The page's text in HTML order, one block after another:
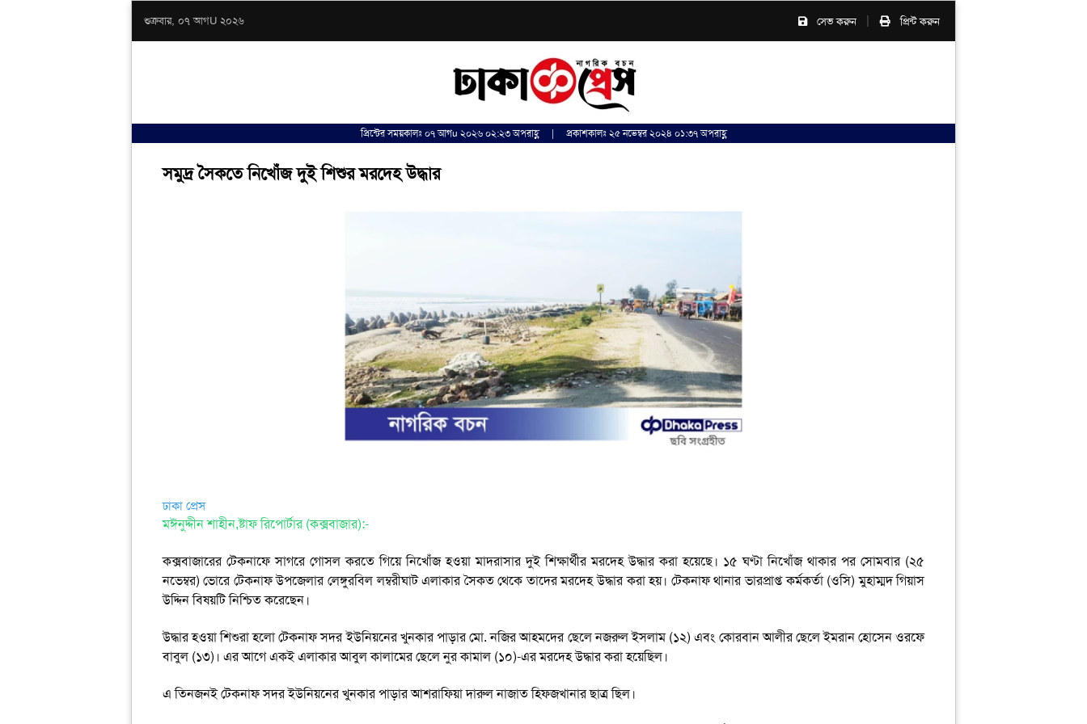
শুক্রবার, ০৭ আগU ২০২৬ সেভ করুন | প্রিন্ট করুন
প্রিন্টের সময়কালঃ ০৭ আগu ২০২৬ ০২:২৩ অপরাহ্ণ | প্রকাশকালঃ ২৫ নভেম্বর ২০২৪ ০১:৩৭ অপরাহ্ণ
সমুদ্র সৈকতে নিখোঁজ দুই শিশুর মরদেহ উদ্ধার
ঢাকা প্রেস
মঈনুদ্দীন শাহীন,ষ্টাফ রিপোর্টার (কক্সবাজার):-
কক্সবাজারের টেকনাফে সাগরে গোসল করতে গিয়ে নিখোঁজ হওয়া মাদরাসার দুই শিক্ষার্থীর মরদেহ উদ্ধার করা হয়েছে। ১৫ ঘণ্টা নিখোঁজ থাকার পর সোমবার (২৫
নভেম্বর) ভোরে টেকনাফ উপজেলার লেঙ্গুরবিল লম্বরীঘাট এলাকার সৈকত থেকে তাদের মরদেহ উদ্ধার করা হয়। টেকনাফ থানার ভারপ্রাপ্ত কর্মকর্তা (ওসি) মুহাম্মদ গিয়াস
উদ্দিন বিষয়টি নিশ্চিত করেছেন।
উদ্ধার হওয়া শিশুরা হলো টেকনাফ সদর ইউনিয়নের খুনকার পাড়ার মো. নজির আহমদের ছেলে নজরুল ইসলাম (১২) এবং কোরবান আলীর ছেলে ইমরান হোসেন ওরফে
বাবুল (১৩)। এর আগে একই এলাকার আবুল কালামের ছেলে নুর কামাল (১০)-এর মরদেহ উদ্ধার করা হয়েছিল।
এ তিনজনই টেকনাফ সদর ইউনিয়নের খুনকার পাড়ার আশরাফিয়া দারুল নাজাত হিফজখানার ছাত্র ছিল।